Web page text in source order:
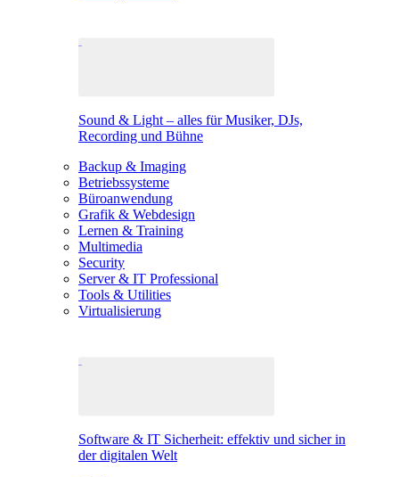
Sound & Light – alles für Musiker, DJs,
Recording und Bühne
Backup & Imaging
Betriebssysteme
Büroanwendung
Grafik & Webdesign
Lernen & Training
Multimedia
Security
Server & IT Professional
Tools & Utilities
Virtualisierung
Software & IT Sicherheit: effektiv und sicher in
der digitalen Welt